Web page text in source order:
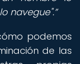
navegue".
podemos
de las